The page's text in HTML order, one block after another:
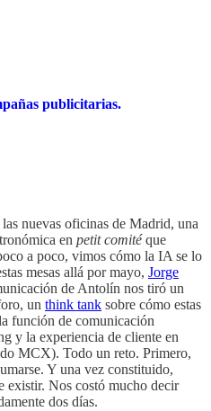
publicitarias.
nuevas oficinas de Madrid, una
en petit comitéque
a poco, vimos cómo la IA se lo
mesas allá por mayo, Jorge
de Antolín nos tiró un
un think tank sobre cómo estas
función de comunicación
y la experiencia de cliente en
MCX). Todo un reto. Primero,
Y una vez constituido,
existir. Nos costó mucho decir
dos días.